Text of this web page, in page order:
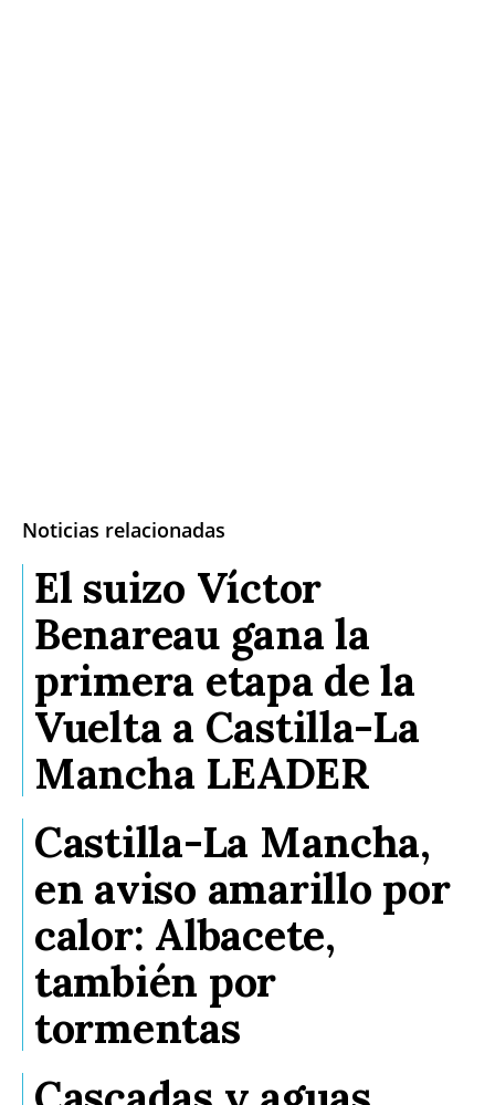
Noticias relacionadas
El suizo Víctor
Benareau gana la
primera etapa de la
Vuelta a Castilla-La
Mancha LEADER
Castilla-La Mancha,
en aviso amarillo por
calor: Albacete,
también por
tormentas